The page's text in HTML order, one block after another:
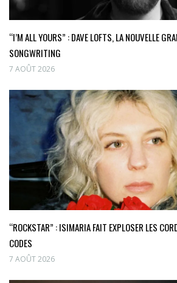
“I’M ALL YOURS” : DAVE LOFTS, LA NOUVELLE
SONGWRITING
7 AOÛT 2026
“ROCKSTAR” : ISIMARIA FAIT EXPLOSER LES
CODES
7 AOÛT 2026